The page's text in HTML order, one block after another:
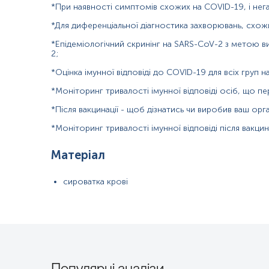
Покази до призначення:
Оцінка імунної відповіді після вакцинації проти COVID-19
Обстеження осіб після перенесеної інфекції COVID-19 з метою
Обстеження пацієнтів із імуносупресією (онкогематологічні
— S1 і S2. Субодиниця S1 містить рецепторзв’язувальний
*При наявності симптомів схожих на COVID-19, і
*Для диференціальної діагностика захворювань,
*Епідеміологічний скринінг на SARS-CoV-2 з метою
2;
*Оцінка імунної відповіді до COVID-19 для всіх
*Моніторинг тривалості імунної відповіді осіб, що
*Після вакцинації - щоб дізнатись чи виробив ваш
*Моніторинг тривалості імунної відповіді після
Матеріал
сироватка крові